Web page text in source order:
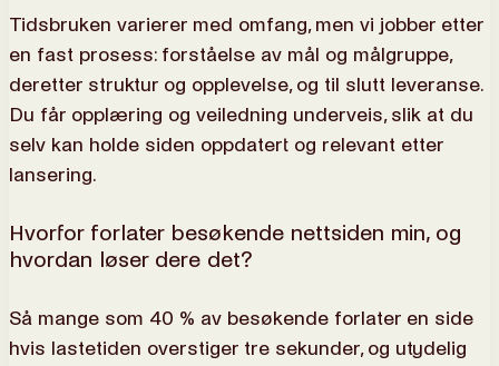
Tidsbruken varierer med omfang, men vi jobber etter
en fast prosess: forståelse av mål og målgruppe,
deretter struktur og opplevelse, og til slutt leveranse.
Du får opplæring og veiledning underveis, slik at du
selv kan holde siden oppdatert og relevant etter
lansering.
Hvorfor forlater besøkende nettsiden min, og
hvordan løser dere det?
Så mange som 40 % av besøkende forlater en side
hvis lastetiden overstiger tre sekunder, og utydelig